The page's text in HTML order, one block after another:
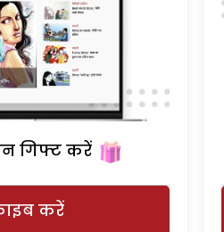
गिफ्ट करें
करें